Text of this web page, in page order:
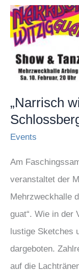
„Narrisch
Events
Am
veranstaltet der
Mehrzweckhalle
guat“. Wie in der
lustige Sketches
dargeboten.
auf die
„Narrisch
witzig
guat“
am
Schlossberg